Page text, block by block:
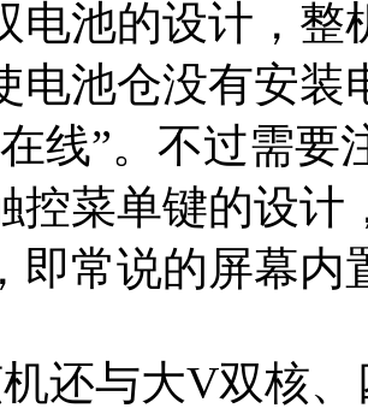
电池的设计，整
电池仓没有安装
线”。不过需要
控菜单键的设
即常说的屏幕内
还与大V双核